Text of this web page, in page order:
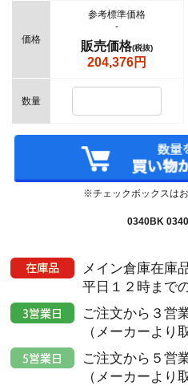
※チェックボックスは
0340BK
価格
数量
参考標準価格
-
販売価格(税抜)
204,376円
メイン倉庫在庫
平日１２時まで
ご注文から３営
（メーカーより
ご注文から５営
（メーカーより